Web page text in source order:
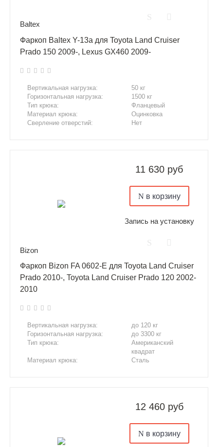
Baltex
Фаркоп Baltex Y-13a для Toyota Land Cruiser
Prado 150 2009-, Lexus GX460 2009-
Вертикальная нагрузка:
50 кг
Горизонтальная нагрузка:
1500 кг
Тип крюка:
Фланцевый
Материал крюка:
Оцинковка
Сверление отверстий:
Нет
Bizon
11 630 руб
в корзину
Запись на установку
Фаркоп Bizon FA 0602-E для Toyota Land Cruiser
Prado 2010-, Toyota Land Cruiser Prado 120 2002-
2010
Вертикальная нагрузка:
до 120 кг
Горизонтальная нагрузка:
до 3300 кг
Тип крюка:
Американский
квадрат
Материал крюка:
Сталь
12 460 руб
в корзину